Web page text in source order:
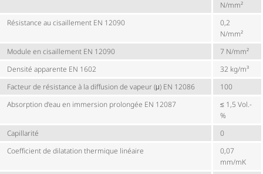
N/mm²
Résistance au cisaillement EN 12090
0,2
N/mm²
Module en cisaillement EN 12090
7 N/mm²
Densité apparente EN 1602
32 kg/m³
Facteur de résistance à la diffusion de vapeur (μ) EN 12086
100
Absorption d’eau en immersion prolongée EN 12087
≤ 1,5 Vol.-
%
Capillarité
0
Coefficient de dilatation thermique linéaire
0,07
mm/mK